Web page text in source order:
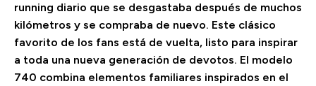
running diario que se desgastaba después de muchos
kilómetros y se compraba de nuevo. Este clásico
favorito de los fans está de vuelta, listo para inspirar
a toda una nueva generación de devotos. El modelo
740 combina elementos familiares inspirados en el